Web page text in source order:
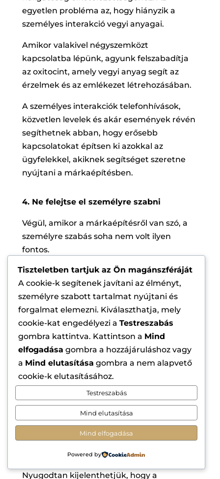
egyetlen probléma az, hogy hiányzik a
személyes interakció vegyi anyagai.
Amikor valakivel négyszemközt
kapcsolatba lépünk, agyunk felszabadítja
az oxitocint, amely vegyi anyag segít az
érzelmek és az emlékezet létrehozásában.
A személyes interakciók telefonhívások,
közvetlen levelek és akár események révén
segíthetnek abban, hogy erősebb
kapcsolatokat építsen ki azokkal az
ügyfelekkel, akiknek segítséget szeretne
nyújtani a márkaépítésben.
4. Ne felejtse el személyre szabni
Végül, amikor a márkaépítésről van szó, a
személyre szabás soha nem volt ilyen
fontos.
Mindenki szereti úgy érezni magát, mintha
valami különleges lenne, és a márkaélmény
egyéni ügyfelekre és ötletekre szabása
segíthet a márkakapcsolatok
elmélyítésében.
Ha a márkaépítés kezdetétől kezdve
személyre szabja mindazt, amit tesz, akkor
sokkal könnyebb lesz közönségét
szegmentálni és vonzóbb marketing- és
kommunikációs megoldásokat kínálni,
miközben cége folyamatosan fejlődik.
Márkaépítési stratégiák: A legújabb média
Nyugodtan kijelenthetjük, hogy a
Tiszteletben tartjuk az Ön magánszféráját
A cookie-k segítenek javítani az élményt,
személyre szabott tartalmat nyújtani és
forgalmat elemezni. Kiválaszthatja, mely
cookie-kat engedélyezi a Testreszabás
gombra kattintva. Kattintson a Mind
elfogadása gombra a hozzájáruláshoz vagy
a Mind elutasítása gombra a nem alapvető
cookie-k elutasításához.
Testreszabás
Mind elutasítása
Mind elfogadása
Powered by